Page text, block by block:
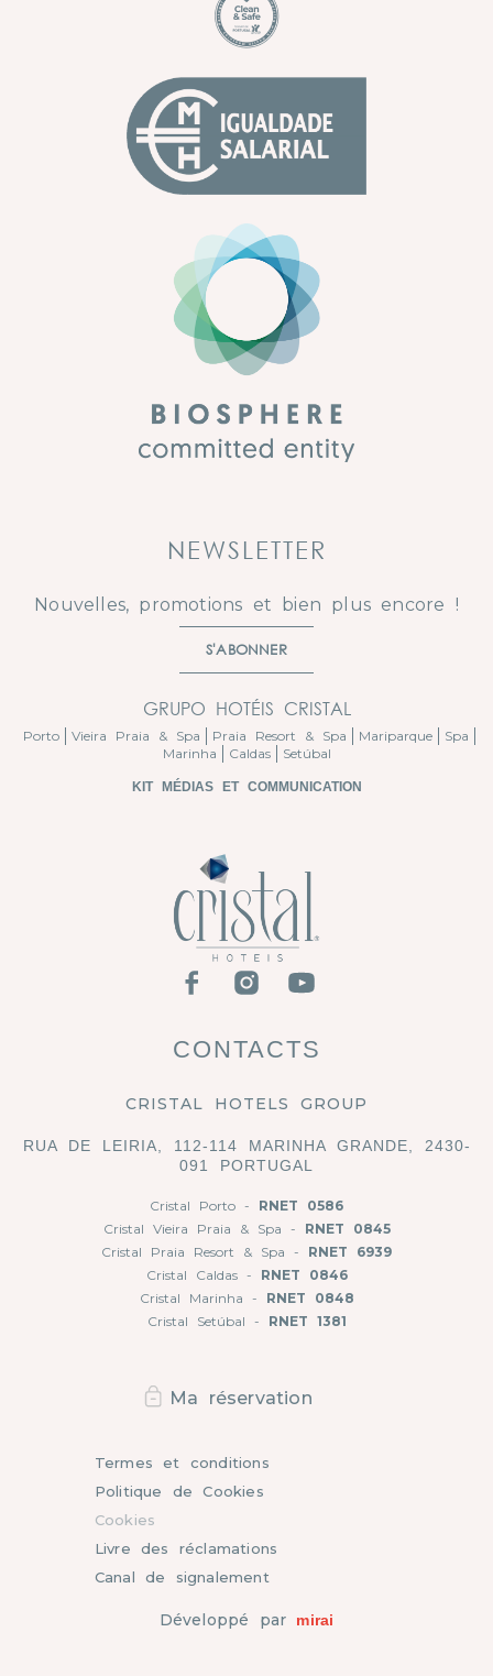
CONTACTS
CRISTAL HOTELS GROUP
RUA DE LEIRIA, 112-114 MARINHA GRANDE, 2430-
091 PORTUGAL
Cristal Porto - RNET 0586
Cristal Vieira Praia & Spa - RNET 0845
Cristal Praia Resort & Spa - RNET 6939
Cristal Caldas - RNET 0846
Cristal Marinha - RNET 0848
Cristal Setúbal - RNET 1381
NEWSLETTER
Nouvelles, promotions et bien plus encore !
S'ABONNER
GRUPO HOTÉIS CRISTAL
Porto Vieira Praia & Spa Praia Resort & Spa Mariparque
Spa
Marinha
Caldas Setúbal
KIT MÉDIAS ET COMMUNICATION
Développé par mirai
Termes et conditions
Politique de Cookies
Cookies
Livre des réclamations
Canal de signalement
Ma réservation